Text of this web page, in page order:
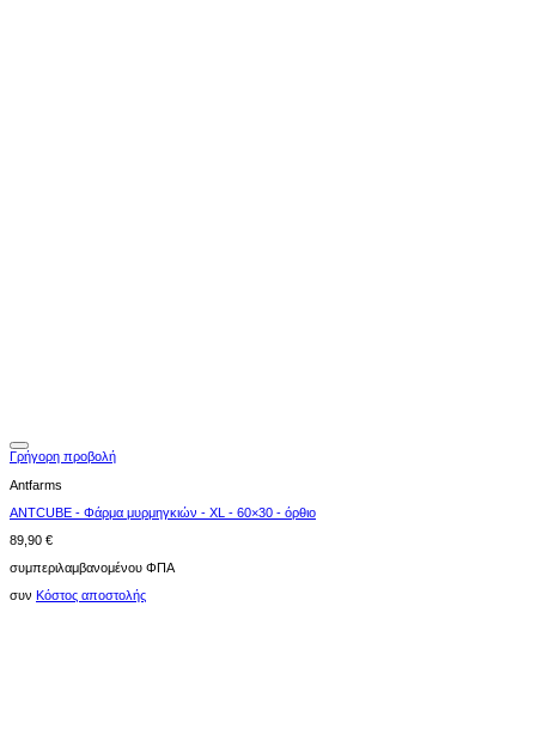
Γρήγορη προβολή
Antfarms
ANTCUBE - Φάρμα μυρμηγκιών - XL - 60×30 - όρθιο
89,90 €
συμπεριλαμβανομένου ΦΠΑ
συν Κόστος αποστολής